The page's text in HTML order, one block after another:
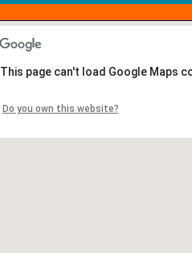
This page can't load Google Maps
Do you own this website?